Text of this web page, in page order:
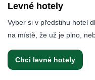
Levné hotely
Vyber si v předstihu hotel
na místě, že už je plno,
Chci levné hotely